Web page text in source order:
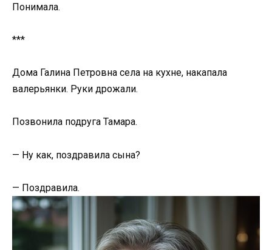
Понимала.
***
Дома Галина Петровна села на кухне, накапала
валерьянки. Руки дрожали.
Позвонила подруга Тамара.
— Ну как, поздравила сына?
— Поздравила.